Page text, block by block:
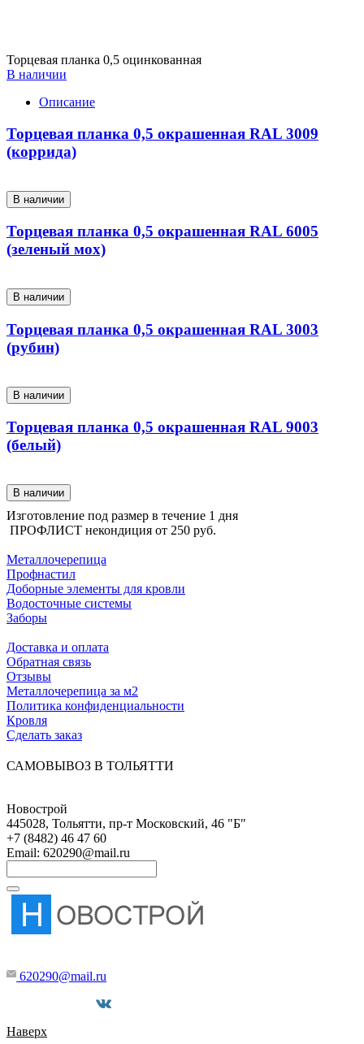
Торцевая планка 0,5 оцинкованная
В наличии
Описание
Торцевая планка 0,5 окрашенная RAL 3009
(коррида)
В наличии
Торцевая планка 0,5 окрашенная RAL 6005
(зеленый мох)
В наличии
Торцевая планка 0,5 окрашенная RAL 3003
(рубин)
В наличии
Торцевая планка 0,5 окрашенная RAL 9003
(белый)
В наличии
Изготовление под размер в течение 1 дня
ПРОФЛИСТ некондиция от 250 руб.
Металлочерепица
Профнастил
Доборные элементы для кровли
Водосточные системы
Заборы
Доставка и оплата
Обратная связь
Отзывы
Металлочерепица за м2
Политика конфиденциальности
Кровля
Сделать заказ
САМОВЫВОЗ В ТОЛЬЯТТИ
Новострой
445028, Тольятти, пр-т Московский, 46 "Б"
+7 (8482) 46 47 60
Email: 620290@mail.ru
620290@mail.ru
Наверх